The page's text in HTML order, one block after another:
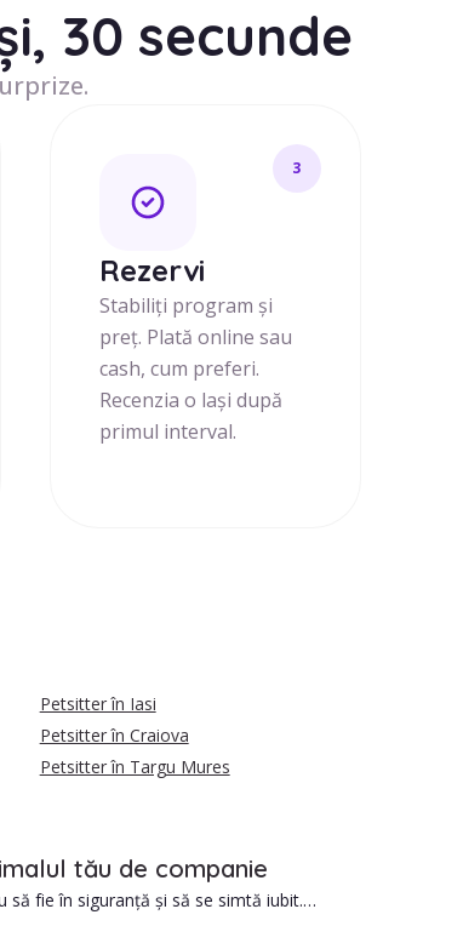
30 secunde
3
Rezervi
Stabiliți program și
preț. Plată online sau
cash, cum preferi.
Recenzia o lași după
primul interval.
Petsitter în Iasi
Petsitter în Craiova
Petsitter în Targu Mures
tău de companie
să fie în siguranță și să se simtă iubit.